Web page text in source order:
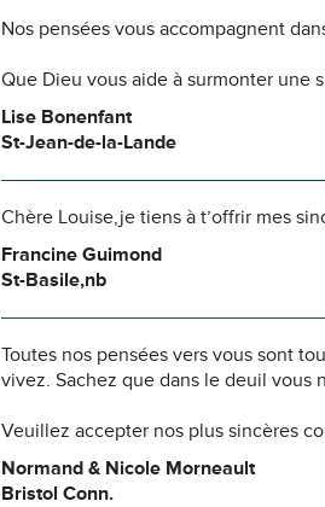
Nos pensées vous accompagnent
Que Dieu vous aide à surmonter une
Lise Bonenfant
St-Jean-de-la-Lande
Chère Louise,je tiens à t’offrir mes
Francine Guimond
St-Basile,nb
Toutes nos pensées vers vous sont
vivez. Sachez que dans le deuil vous
Veuillez accepter nos plus sincères
Normand & Nicole Morneault
Bristol Conn.